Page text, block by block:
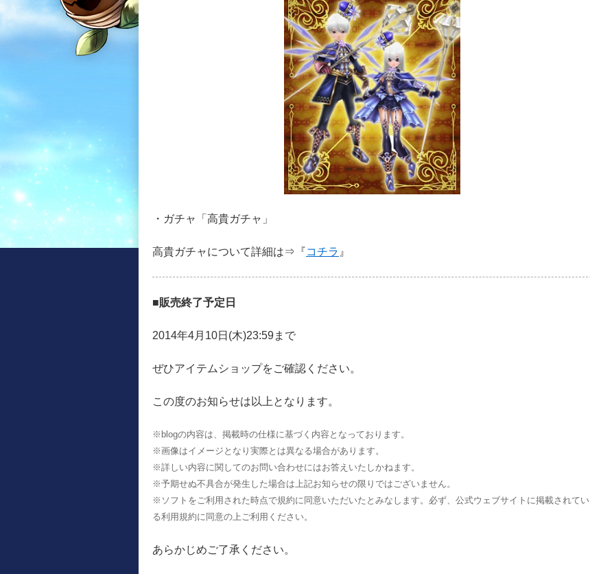
・ガチャ「高貴ガチャ」
高貴ガチャについて詳細は⇒『コチラ 』
■販売終了予定日
2014年4月10日(木)23:59まで
ぜひアイテムショップをご確認ください。
この度のお知らせは以上となります。
※blogの内容は、掲載時の仕様に基づく内容となっております。
※画像はイメージとなり実際とは異なる場合があります。
※詳しい内容に関してのお問い合わせにはお答えいたしかねます。
※予期せぬ不具合が発生した場合は上記お知らせの限りではございません。
※ソフトをご利用された時点で規約に同意いただいたとみなします。必ず、公式ウェブサイトに掲載されてい
る利用規約に同意の上ご利用ください。
あらかじめご了承ください。